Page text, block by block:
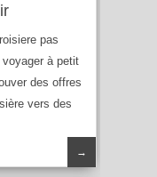
pas
à petit
des offres
vers des
→